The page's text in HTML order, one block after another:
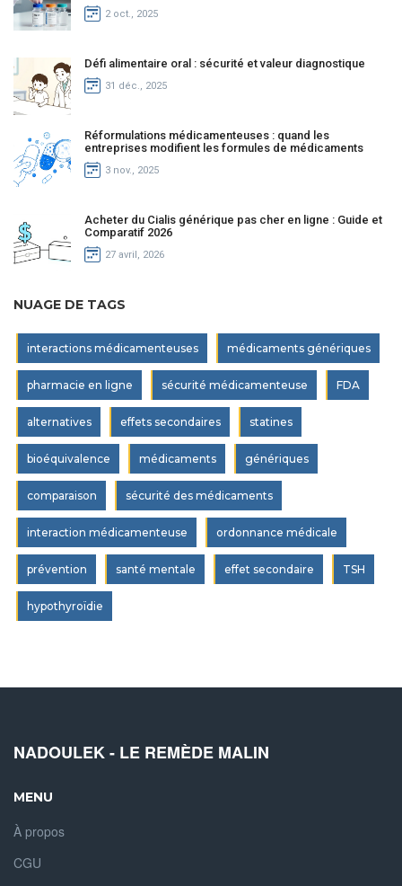
2 oct., 2025
Défi alimentaire oral : sécurité et valeur diagnostique
31 déc., 2025
Réformulations médicamenteuses : quand les
entreprises modifient les formules de médicaments
3 nov., 2025
Acheter du Cialis générique pas cher en ligne : Guide et
Comparatif 2026
27 avril, 2026
NUAGE DE TAGS
interactions médicamenteuses médicaments génériques
pharmacie en ligne sécurité médicamenteuse FDA
alternatives effets secondaires statines
bioéquivalence médicaments génériques
comparaison sécurité des médicaments
interaction médicamenteuse ordonnance médicale
prévention santé mentale effet secondaire TSH
hypothyroïdie
NADOULEK - LE REMÈDE MALIN
MENU
À propos
CGU